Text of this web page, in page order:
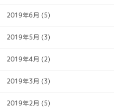
2019年6月 (5)
2019年5月 (3)
2019年4月 (2)
2019年3月 (3)
2019年2月 (5)